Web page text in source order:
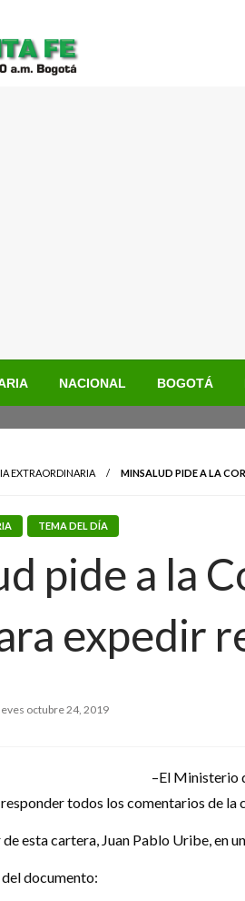
NACIONAL BOGOTÁ
EXTRAORDINARIA MINSALUD PIDE A LA
TEMA DEL DÍA
pide a la
expedir
octubre 24, 2019
–El Ministerio
todos los comentarios de la
esta cartera, Juan Pablo Uribe, en
documento: